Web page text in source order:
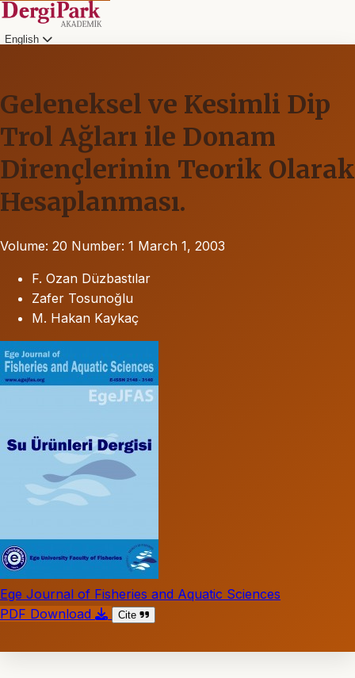
English
Geleneksel ve Kesimli Dip
Trol Ağları ile Donam
Dirençlerinin Teorik Olarak
Hesaplanması.
Volume: 20 Number: 1 March 1, 2003
F. Ozan Düzbastılar
Zafer Tosunoğlu
M. Hakan Kaykaç
Ege Journal of Fisheries and Aquatic Sciences
PDF Download
Cite